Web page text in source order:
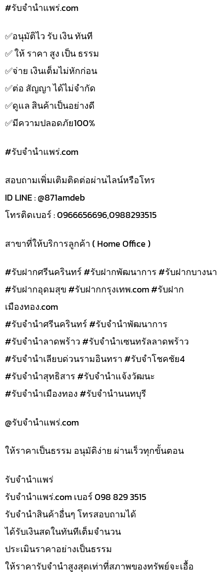
#รับจํานําแพร่.com
✅️อนุมัติไว รับ เงิน ทันที
✅️ ให้ ราคา สูง เป็น ธรรม
✅️จ่าย เงินเต็มไม่หักก่อน
✅️ต่อ สัญญา ได้ไม่จำกัด
✅️ดูแล สินค้าเป็นอย่างดี
✅️มีความปลอดภัย100%
#รับจํานําแพร่.com
สอบถามเพิ่มเติมติดต่อผ่านไลน์หรือโทร
ID LINE : @871amdeb
โทรติดเบอร์ : 0966656696,0988293515
สาขาที่ให้บริการลูกค้า ( Home Office )
#รับฝากศรีนครินทร์ #รับฝากพัฒนาการ #รับฝากบางนา
#รับฝากอุดมสุข #รับฝากกรุงเทพ.com #รับฝาก
เมืองทอง.com
#รับจำนำศรีนครินทร์ #รับจำนำพัฒนาการ
#รับจำนำลาดพร้าว #รับจำนำเซนทรัลลาดพร้าว
#รับจำนำเลียบด่วนรามอินทรา #รับจำโชคชัย4
#รับจำนำสุทธิสาร #รับจำนำแจ้งวัฒนะ
#รับจำนำเมืองทอง #รับจำนำนนทบุรี
@รับจํานําแพร่.com
ให้ราคาเป็นธรรม อนุมัติง่าย ผ่านเร็วทุกขั้นตอน
รับจํานำแพร่
รับจํานําแพร่.com เบอร์ 098 829 3515
รับจำนำสินค้าอื่นๆ โทรสอบถามได้
ได้รับเงินสดในทันทีเต็มจำนวน
ประเมินราคาอย่างเป็นธรรม
ให้ราคารับจำนำสูงสุดเท่าที่สภาพของทรัพย์จะเอื้อ